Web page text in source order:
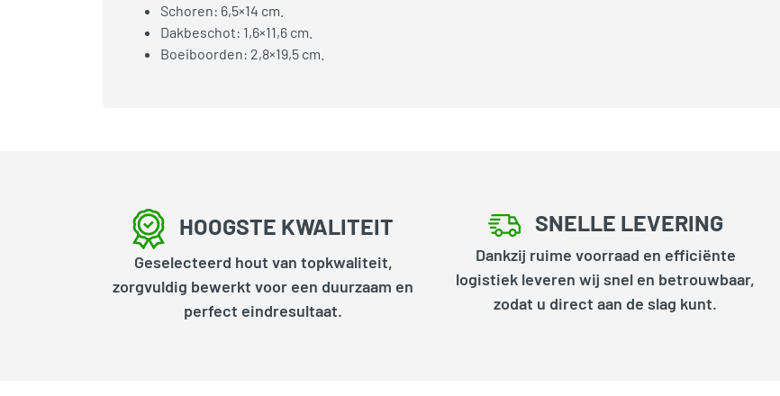
Schoren: 6,5×14 cm.
Dakbeschot: 1,6×11,6 cm.
Boeiboorden: 2,8×19,5 cm.
HOOGSTE KWALITEIT
Geselecteerd hout van topkwaliteit,
zorgvuldig bewerkt voor een duurzaam en
perfect eindresultaat.
SNELLE LEVERING
Dankzij ruime voorraad en efficiënte
logistiek leveren wij snel en betrouwbaar,
zodat u direct aan de slag kunt.